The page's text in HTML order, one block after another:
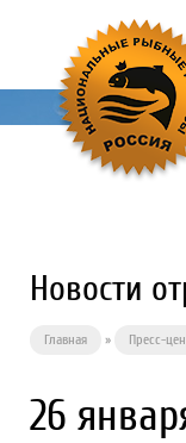
Новости
Главная » Пресс-
26